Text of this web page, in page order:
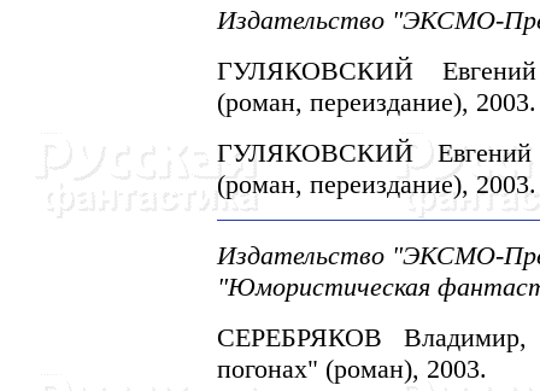
Издательство "ЭКСМО-
ГУЛЯКОВСКИЙ
(роман, переиздание), 2003.
ГУЛЯКОВСКИЙ Евгений
(роман, переиздание), 2003.
Издательство "ЭКСМО-
"Юмористическая
СЕРЕБРЯКОВ
погонах" (роман), 2003.